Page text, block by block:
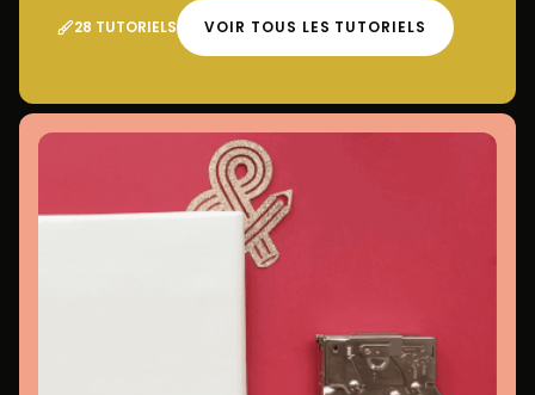
28 TUTORIELS VOIR TOUS LES TUTORIELS